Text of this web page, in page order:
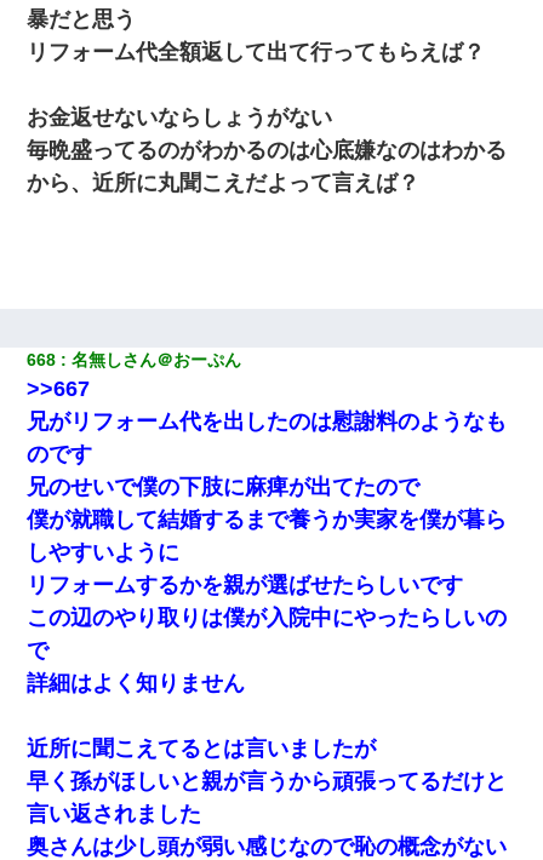
元夫の連れ子「俺の結婚式の時くらい、母親としての責任を果た
そうとは思わないのか！」→どうも連れ子は…
【画像】女上司(30)「終電なくなったね…部屋くる？」ワイ「行
きます！」
宅飲みで女友達の乳を見てしまった・・・
9月に付き合い始めたけどこの、この人と結婚はないわと判断して
別れた。その元彼が交通事故で重体になっているらしく…
暴だと思う
リフォーム代全額返して出て行ってもらえば？
お金返せないならしょうがない
毎晩盛ってるのがわかるのは心底嫌なのはわかる
から、近所に丸聞こえだよって言えば？
668 名無しさん＠おーぷん
>>667
兄がリフォーム代を出したのは慰謝料のようなも
のです
兄のせいで僕の下肢に麻痺が出てたので
僕が就職して結婚するまで養うか実家を僕が暮ら
しやすいように
リフォームするかを親が選ばせたらしいです
この辺のやり取りは僕が入院中にやったらしいの
で
詳細はよく知りません
近所に聞こえてるとは言いましたが
早く孫がほしいと親が言うから頑張ってるだけと
言い返されました
奥さんは少し頭が弱い感じなので恥の概念がない